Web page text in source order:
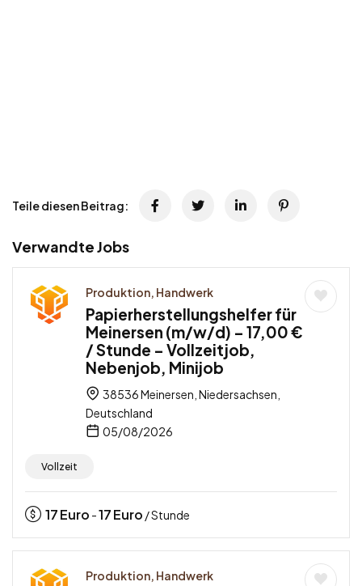
Teile diesen Beitrag:
Verwandte Jobs
Produktion, Handwerk
Papierherstellungshelfer für
Meinersen (m/w/d) – 17,00 €
/ Stunde – Vollzeitjob,
Nebenjob, Minijob
38536 Meinersen, Niedersachsen,
Deutschland
05/08/2026
Vollzeit
17Euro -17Euro / Stunde
Produktion, Handwerk